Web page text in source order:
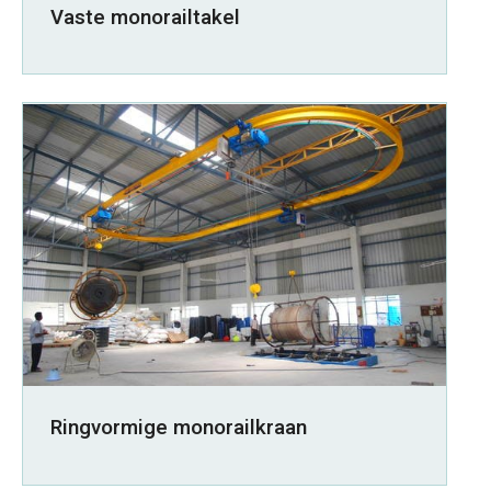
Vaste monorailtakel
Ringvormige monorailkraan